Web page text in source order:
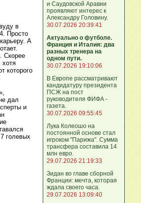
в
Просто
А
Скорее
хотя
которого
дал
и
голевых
и Саудовской Аравии
проявляют интерес к
Александру Головину.
30.07.2026 20:39:41
Актуально о футболе.
Франция и Италия: два
разных тренера на
одном пути.
30.07.2026 19:10:06
В Европе рассматривают
кандидатуру президента
ПСЖ на пост
руководителя ФИФА -
газета.
30.07.2026 09:55:45
Лука Колеошо на
постоянной основе стал
игроком "Парижа". Сумма
трансфера составила 14
млн евро.
29.07.2026 21:19:33
Зидан во главе сборной
Франции: мечта, которая
ждала своего часа.
29.07.2026 13:09:40